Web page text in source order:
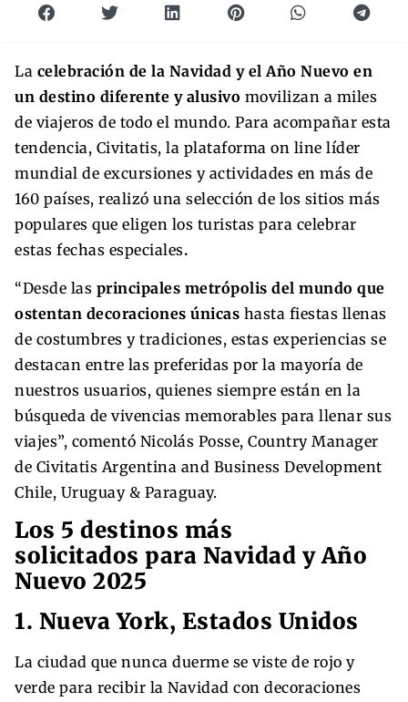
La celebración de la Navidad y el Año Nuevo en
un destino diferente y alusivo movilizan a miles
de viajeros de todo el mundo. Para acompañar esta
tendencia, Civitatis, la plataforma on line líder
mundial de excursiones y actividades en más de
160 países, realizó una selección de los sitios más
populares que eligen los turistas para celebrar
estas fechas especiales.
“Desde las principales metrópolis del mundo que
ostentan decoraciones únicas hasta fiestas llenas
de costumbres y tradiciones, estas experiencias se
destacan entre las preferidas por la mayoría de
nuestros usuarios, quienes siempre están en la
búsqueda de vivencias memorables para llenar sus
viajes”, comentó Nicolás Posse, Country Manager
de Civitatis Argentina and Business Development
Chile, Uruguay & Paraguay.
Los 5 destinos más
solicitados para Navidad y Año
Nuevo 2025
1. Nueva York, Estados Unidos
La ciudad que nunca duerme se viste de rojo y
verde para recibir la Navidad con decoraciones